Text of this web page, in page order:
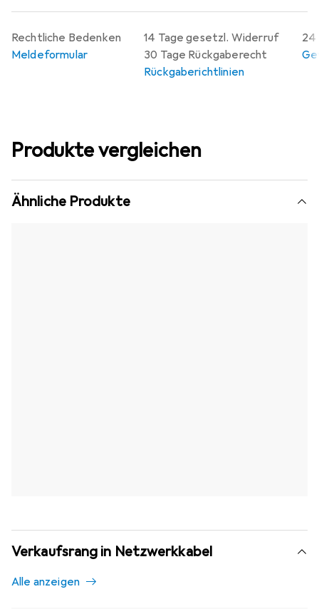
14 Tage gesetzl. Widerruf
30 Tage Rückgaberecht
Rückgaberichtlinien
24
Rechtliche Bedenken
Meldeformular
Produkte vergleichen
Ähnliche Produkte
Verkaufsrang in Netzwerkkabel
Alle anzeigen